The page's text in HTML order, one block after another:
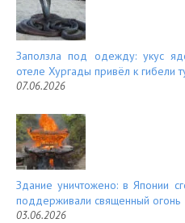
Заползла под одежду: укус
отеле Хургады привёл к гибели
07.06.2026
Здание уничтожено: в Японии
поддерживали священный огонь
03.06.2026